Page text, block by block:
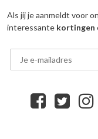
Als jij je aanmeldt voor
interessante kortingen